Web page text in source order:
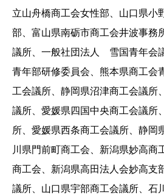
立山舟橋商工会女性部、山口県小
部、富山県南砺市商工会井波事務
議所、一般社団法人 雪国青年会
青年部研修委員会、熊本県商工会
工会議所、静岡県沼津商工会議所
議所、愛媛県四国中央商工会議所
所、愛媛県西条商工会議所、静岡
川県門前町商工会、新潟県妙高商
商工会、新潟県高田法人会妙高支
議所、山口県宇部商工会議所、石